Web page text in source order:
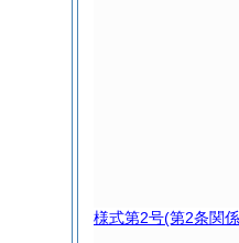
様式第2号(第2条関